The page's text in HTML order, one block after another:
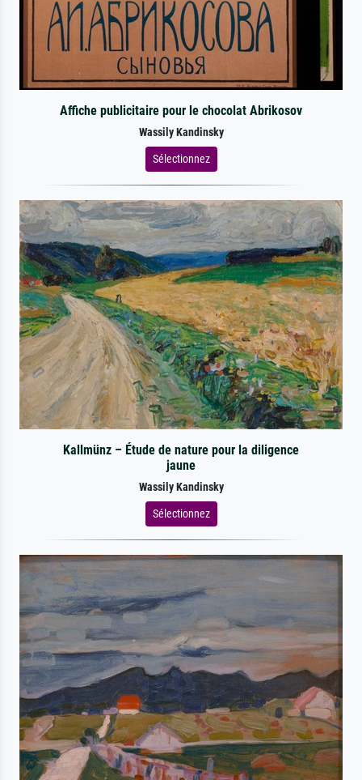
Affiche publicitaire pour le chocolat Abrikosov
Wassily Kandinsky
Sélectionnez
Kallmünz – Étude de nature pour la diligence
jaune
Wassily Kandinsky
Sélectionnez